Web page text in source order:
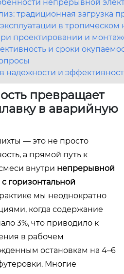
непрерывной
традиционная загрузка
в
проектировании и
и сроки
надежности и
превращает
в аварийную
— это не просто
а прямой путь к
внутри непрерывной
горизонтальной
мы неоднократно
когда содержание
3%, что приводило к
в рабочем
остановкам на 4–6
Многие